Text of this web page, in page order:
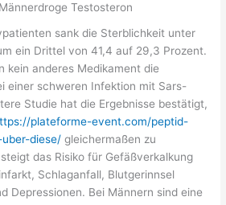
Testosteron
sank die Sterblichkeit unter
ein Drittel von 41,4 auf 29,3 Prozent.
kein anderes Medikament die
einer schweren Infektion mit Sars-
Studie hat die Ergebnisse bestätigt,
plateforme-event.com/peptid-
diese/ gleichermaßen zu
das Risiko für Gefäßverkalkung
Schlaganfall, Blutgerinnsel
Depressionen. Bei Männern sind eine